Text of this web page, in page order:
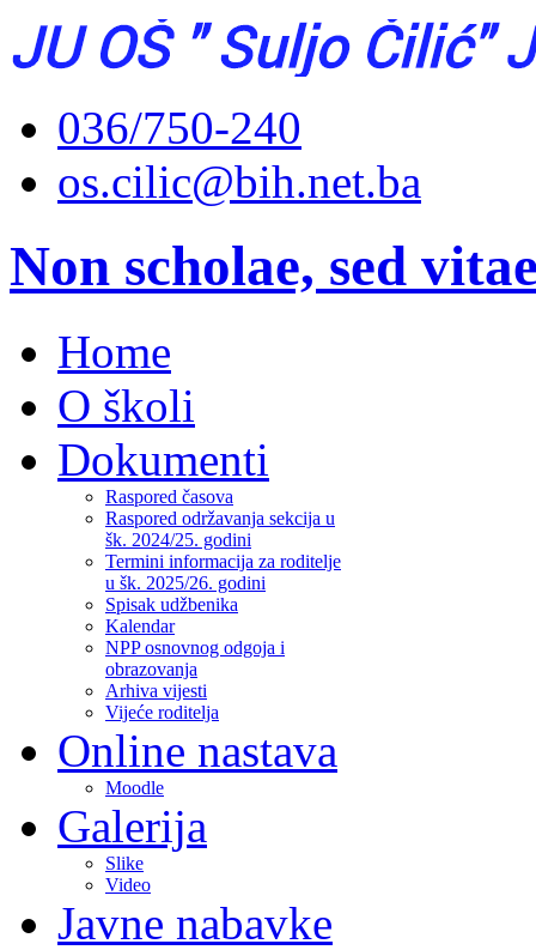
036/750-240
os.cilic@bih.net.ba
Non scholae, sed
Home
O školi
Dokumenti
Raspored časova
Raspored održavanja sekcija u
šk. 2024/25. godini
Termini informacija za roditelje
u šk. 2025/26. godini
Spisak udžbenika
Kalendar
NPP osnovnog odgoja i
obrazovanja
Arhiva vijesti
Vijeće roditelja
Online nastava
Moodle
Galerija
Slike
Video
Javne nabavke